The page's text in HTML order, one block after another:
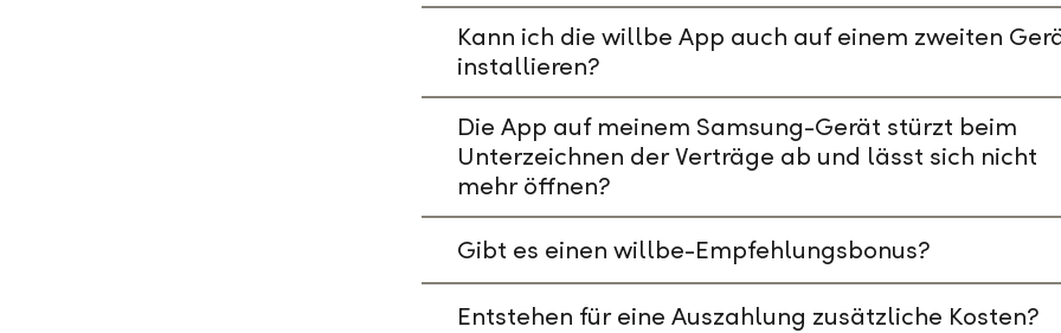
Kann ich die willbe App auch auf einem zweiten
installieren?
Die App auf meinem Samsung-Gerät stürzt beim
Unterzeichnen der Verträge ab und lässt sich nicht
mehr öffnen?
Gibt es einen willbe-Empfehlungsbonus?
Entstehen für eine Auszahlung zusätzliche Kosten?